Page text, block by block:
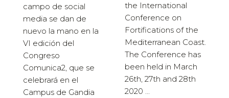
campo de social
media se dan de
nuevo la mano en la
VI edición del
Congreso
Comunica2, que se
celebrará en el
Campus de Gandia
the International
Conference on
Fortifications of the
Mediterranean Coast.
The Conference has
been held in March
26th, 27th and 28th
2020 ...